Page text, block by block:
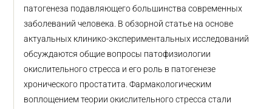
патогенеза подавляющего большинства современных
заболеваний человека. В обзорной статье на основе
актуальных клинико-экспериментальных исследований
обсуждаются общие вопросы патофизиологии
окислительного стресса и его роль в патогенезе
хронического простатита. Фармакологическим
воплощением теории окислительного стресса стали